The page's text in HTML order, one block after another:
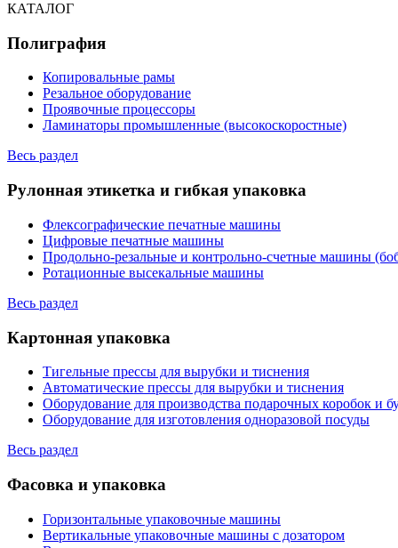
КАТАЛОГ
Полиграфия
Копировальные рамы
Резальное оборудование
Проявочные процессоры
Ламинаторы промышленные (высокоскоростные)
Весь раздел
Рулонная этикетка и гибкая упаковка
Флексографические печатные машины
Цифровые печатные машины
Продольно-резальные и контрольно-счетные машины
Ротационные высекальные машины
Весь раздел
Картонная упаковка
Тигельные прессы для вырубки и тиснения
Автоматические прессы для вырубки и тиснения
Оборудование для производства подарочных коробок и
Оборудование для изготовления одноразовой посуды
Весь раздел
Фасовка и упаковка
Горизонтальные упаковочные машины
Вертикальные упаковочные машины с дозатором